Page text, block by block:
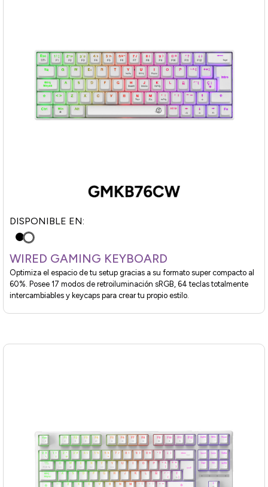
DISPONIBLE EN:
WIRED GAMING KEYBOARD
Optimiza el espacio de tu setup gracias a su formato super compacto al
60%. Posee 17 modos de retroiluminación sRGB, 64 teclas totalmente
intercambiables y keycaps para crear tu propio estilo.